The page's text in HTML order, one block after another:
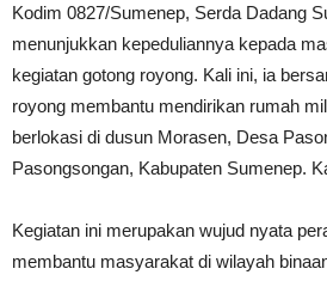
Kodim 0827/Sumenep, Serda Dadang
menunjukkan kepeduliannya kepada
kegiatan gotong royong. Kali ini, ia
royong membantu mendirikan rumah
berlokasi di dusun Morasen, Desa
Pasongsongan, Kabupaten Sumenep.
Kegiatan ini merupakan wujud nyata
membantu masyarakat di wilayah